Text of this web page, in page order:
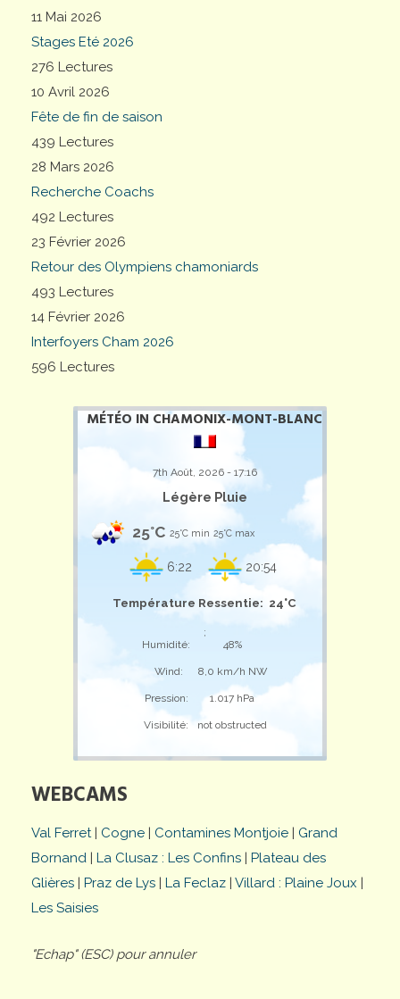
11 Mai 2026
Stages Eté 2026
276 Lectures
10 Avril 2026
Fête de fin de saison
439 Lectures
28 Mars 2026
Recherche Coachs
492 Lectures
23 Février 2026
Retour des Olympiens chamoniards
493 Lectures
14 Février 2026
Interfoyers Cham 2026
596 Lectures
MÉTÉO IN CHAMONIX-MONT-BLANC
7th Août, 2026 - 17:16
Légère Pluie
25°C 25°C min 25°C max
6:22 20:54
Température Ressentie: 24°C
;
Humidité:
48%
Wind: 8,0 km/h NW
Pression: 1.017 hPa
Visibilité: not obstructed
WEBCAMS
Val Ferret| Cogne | Contamines Montjoie | Grand
Bornand | La Clusaz : Les Confins | Plateau des
Glières | Praz de Lys | La Feclaz | Villard : Plaine Joux |
Les Saisies
"Echap" (ESC) pour annuler